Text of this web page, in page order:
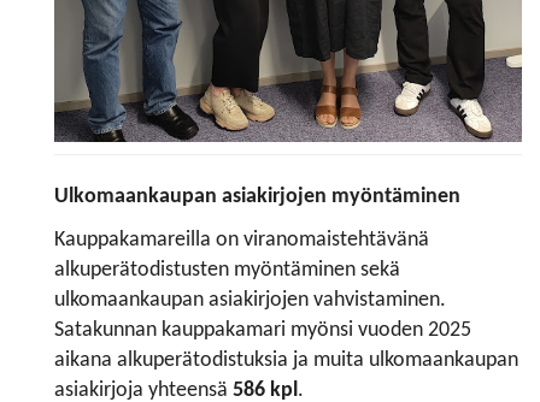
Ulkomaankaupan asiakirjojen myöntäminen
Kauppakamareilla on viranomaistehtävänä
alkuperätodistusten myöntäminen sekä
ulkomaankaupan asiakirjojen vahvistaminen.
Satakunnan kauppakamari myönsi vuoden 2025
aikana ​​​​alkuperätodistuksia ja muita ulkomaankaupan
asiakirjoja ​​​​​​​yhteensä 586 kpl .